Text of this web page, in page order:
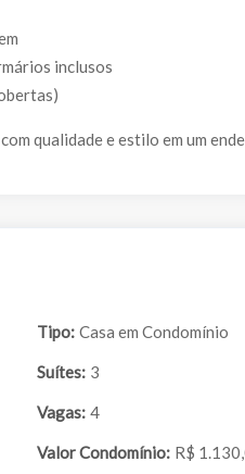
inclusos
qualidade e estilo em um
Tipo: Casa em Condomínio
Suítes: 3
Vagas: 4
Valor Condomínio: R$